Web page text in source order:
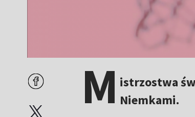
M istrzostwa
Niemkami.